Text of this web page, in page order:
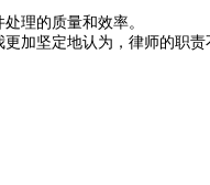
理的质量和效率。
加坚定地认为，律师的职